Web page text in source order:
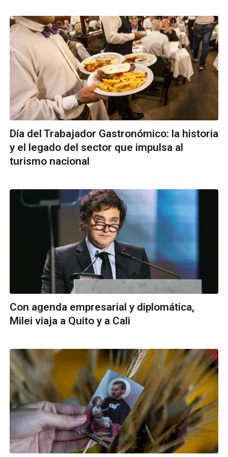
Día del Trabajador Gastronómico: la historia
y el legado del sector que impulsa al
turismo nacional
Con agenda empresarial y diplomática,
Milei viaja a Quito y a Cali